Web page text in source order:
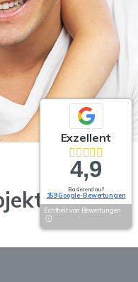
Exzellent
4,9
Basierend auf
159 Google-Bewertungen
Echtheit von Bewertungen